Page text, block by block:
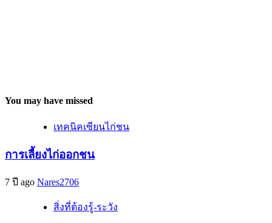
You may have missed
เทคนิคเซียนไก่ชน
การเลี้ยงไก่ออกชน
7 ปี ago Nares2706
สิ่งที่ต้องรู้-ระวัง